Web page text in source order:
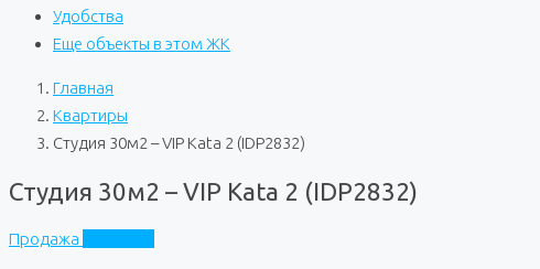
Удобства
Еще объекты в этом ЖК
Главная
Квартиры
Студия 30м2 – VIP Kata 2 (IDP2832)
Студия 30м2 – VIP Kata 2 (IDP2832)
Продажа